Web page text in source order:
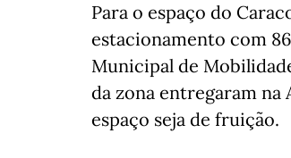
Para o espaço do
estacionamento com
Municipal de
da zona entregaram na
espaço seja de fruição.